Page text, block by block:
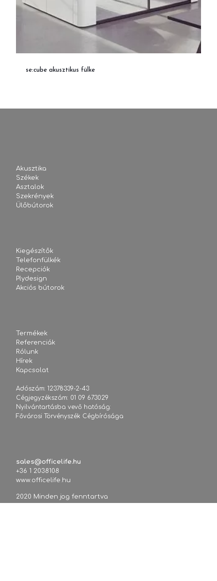
se:cube akusztikus fülke
Akusztika
Székek
Asztalok
Szekrények
Ülőbútorok
Kiegészítők
Telefonfülkék
Recepciók
Plydesign
Akciós bútorok
Termékek
Referenciák
Rólunk
Hírek
Kapcsolat
Adószám: 12378339-2-43
Cégjegyzékszám: 01 09 673029
Nyilvántartásba vevő hatóság:
Fővárosi Törvényszék Cégbírósága
sales@officelife.hu
+36 1 2038108
www.officelife.hu
2020 Minden jog fenntartva